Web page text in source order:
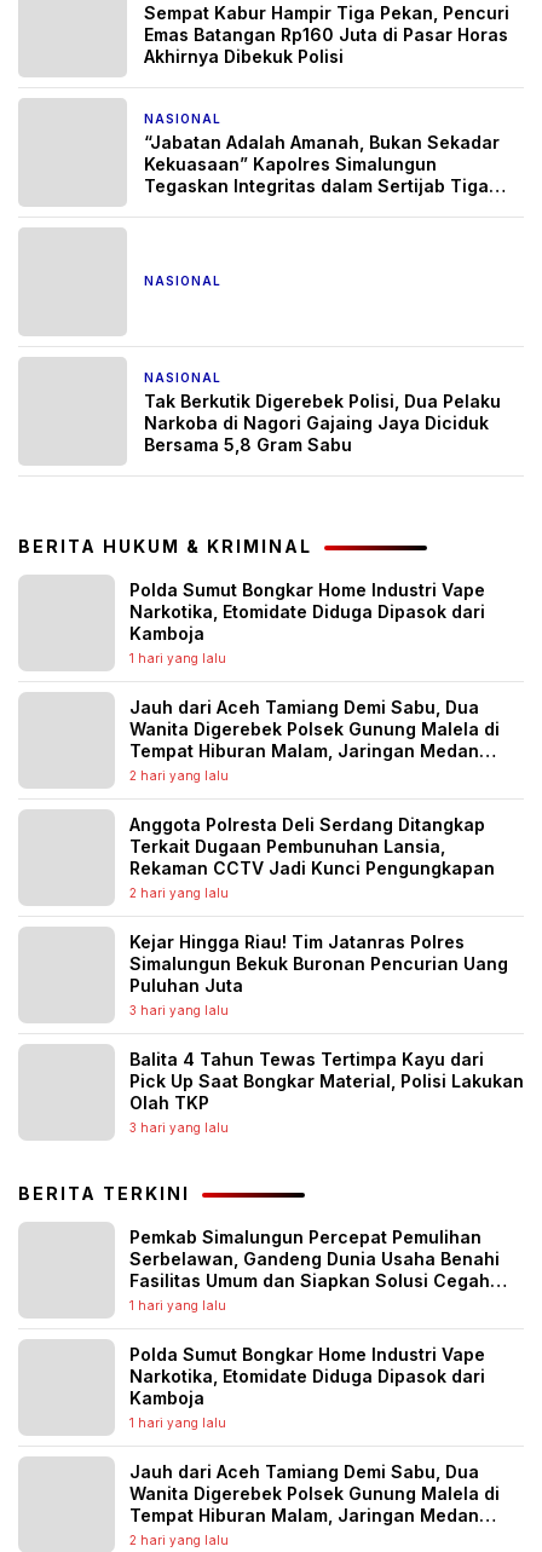
Sempat Kabur Hampir Tiga Pekan, Pencuri
Emas Batangan Rp160 Juta di Pasar Horas
Akhirnya Dibekuk Polisi
NASIONAL
“Jabatan Adalah Amanah, Bukan Sekadar
Kekuasaan” Kapolres Simalungun
Tegaskan Integritas dalam Sertijab Tiga
NASIONAL
NASIONAL
Tak Berkutik Digerebek Polisi, Dua Pelaku
Narkoba di Nagori Gajaing Jaya Diciduk
Bersama 5,8 Gram Sabu
BERITA HUKUM & KRIMINAL
Polda Sumut Bongkar Home Industri Vape
Narkotika, Etomidate Diduga Dipasok dari
Kamboja
1 hari yang lalu
Jauh dari Aceh Tamiang Demi Sabu, Dua
Wanita Digerebek Polsek Gunung Malela di
Tempat Hiburan Malam, Jaringan Medan
Diburu
2 hari yang lalu
Anggota Polresta Deli Serdang Ditangkap
Terkait Dugaan Pembunuhan Lansia,
Rekaman CCTV Jadi Kunci Pengungkapan
2 hari yang lalu
Kejar Hingga Riau! Tim Jatanras Polres
Simalungun Bekuk Buronan Pencurian Uang
Puluhan Juta
3 hari yang lalu
Balita 4 Tahun Tewas Tertimpa Kayu dari
Pick Up Saat Bongkar Material, Polisi Lakukan
Olah TKP
3 hari yang lalu
BERITA TERKINI
Pemkab Simalungun Percepat Pemulihan
Serbelawan, Gandeng Dunia Usaha Benahi
Fasilitas Umum dan Siapkan Solusi Cegah
Banjir Berulang
1 hari yang lalu
Polda Sumut Bongkar Home Industri Vape
Narkotika, Etomidate Diduga Dipasok dari
Kamboja
1 hari yang lalu
Jauh dari Aceh Tamiang Demi Sabu, Dua
Wanita Digerebek Polsek Gunung Malela di
Tempat Hiburan Malam, Jaringan Medan
Diburu
2 hari yang lalu